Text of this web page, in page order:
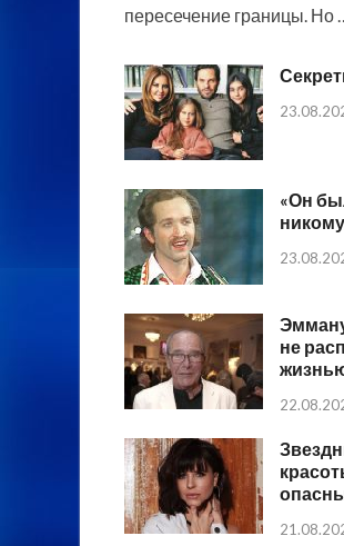
пересечение границы. Но
«Он
не